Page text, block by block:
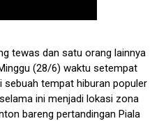
tewas dan satu orang lainnya
(28/6) waktu setempat
sebuah tempat hiburan populer
ini menjadi lokasi zona
bareng pertandingan Piala